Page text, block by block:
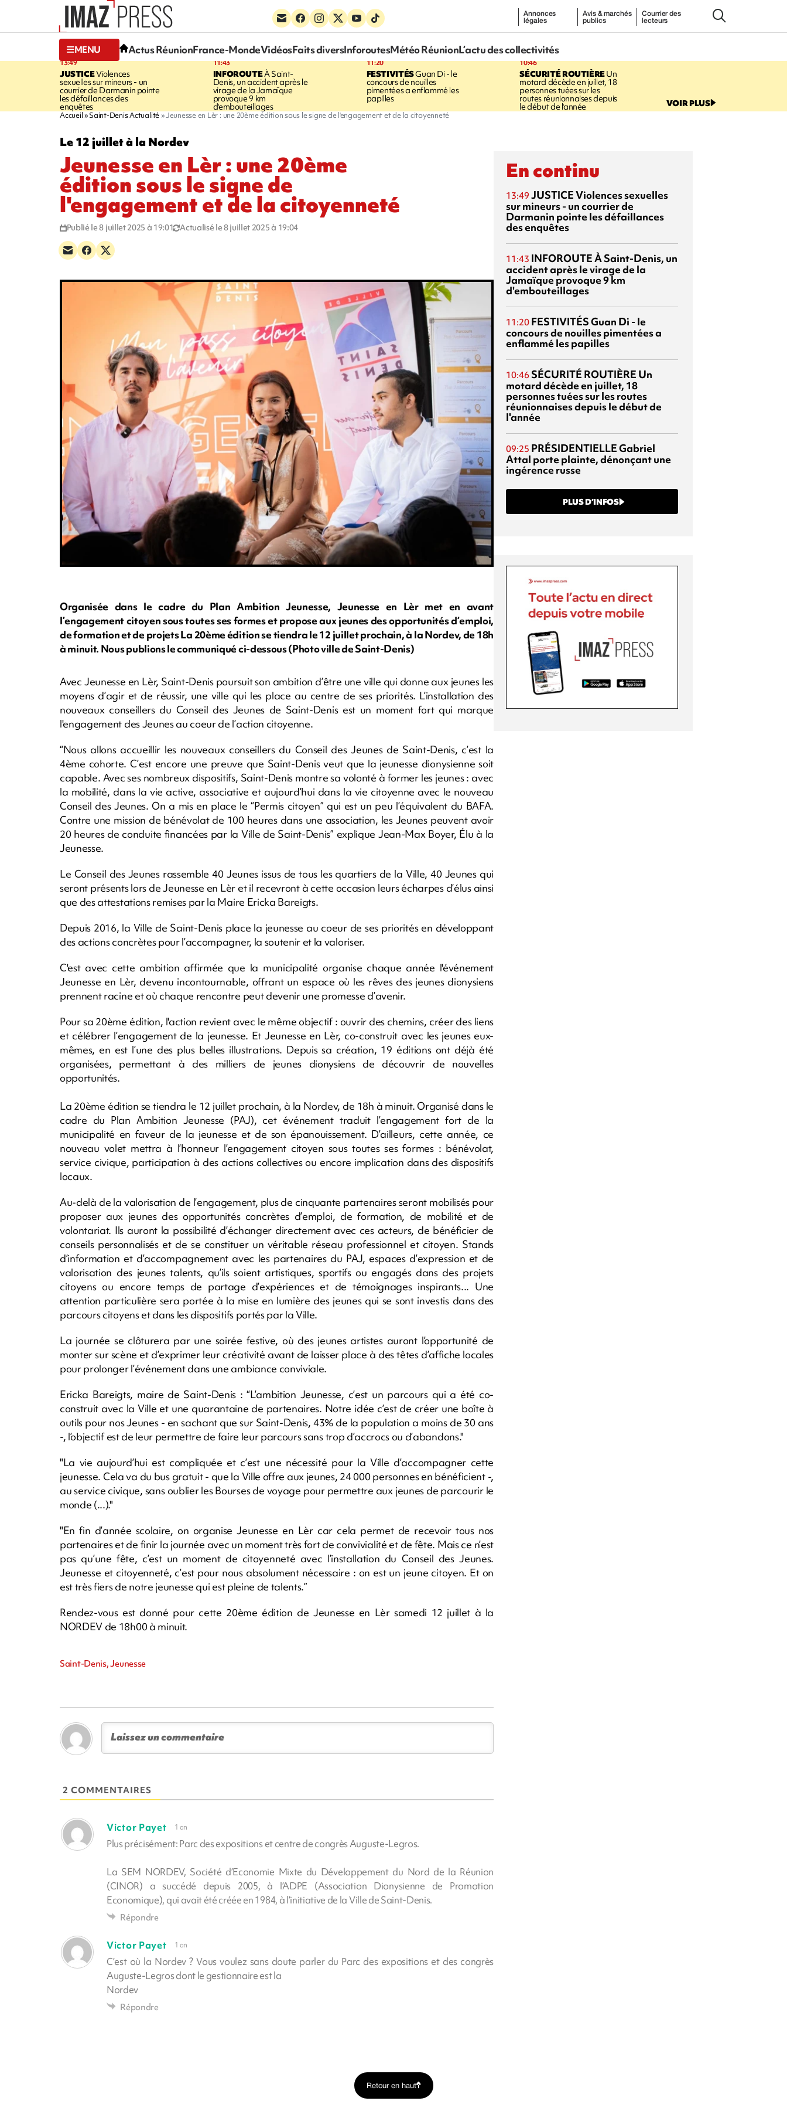
Annonces
légales
Avis & marchés
publics
Courrier des
lecteurs
MENU Actus RéunionFrance-MondeVidéosFaits diversInforoutesMétéo RéunionL’actu des collectivités
13:49
JUSTICEViolences
sexuelles sur mineurs - un
courrier de Darmanin pointe
les défaillances des
enquêtes
11:43
INFOROUTEÀ Saint-
Denis, un accident après le
virage de la Jamaïque
provoque 9 km
d'embouteillages
11:20
FESTIVITÉSGuan Di - le
concours de nouilles
pimentées a enflammé les
papilles
10:46
SÉCURITÉ ROUTIÈREUn
motard décède en juillet, 18
personnes tuées sur les
routes réunionnaises depuis
le début de l'année VOIR PLUS
Accueil Saint-Denis Actualité Jeunesse en Lèr : une 20ème édition sous le signe de l'engagement et de la citoyenneté
Le 12 juillet à la Nordev
Jeunesse en Lèr : une 20ème
édition sous le signe de
l'engagement et de la citoyenneté
Publié le 8 juillet 2025 à 19:01 Actualisé le 8 juillet 2025 à 19:04
Organisée dans le cadre du Plan Ambition Jeunesse, Jeunesse en Lèr met en avant
l’engagement citoyen sous toutes ses formes et propose aux jeunes des opportunités d’emploi,
de formation et de projets La 20ème édition se tiendra le 12 juillet prochain, à la Nordev, de 18h
à minuit. Nous publions le communiqué ci-dessous (Photo ville de Saint-Denis)
Avec Jeunesse en Lèr, Saint-Denis poursuit son ambition d’être une ville qui donne aux jeunes les
moyens d’agir et de réussir, une ville qui les place au centre de ses priorités. L’installation des
nouveaux conseillers du Conseil des Jeunes de Saint-Denis est un moment fort qui marque
l'engagement des Jeunes au coeur de l’action citoyenne.
“Nous allons accueillir les nouveaux conseillers du Conseil des Jeunes de Saint-Denis, c’est la
4ème cohorte. C’est encore une preuve que Saint-Denis veut que la jeunesse dionysienne soit
capable. Avec ses nombreux dispositifs, Saint-Denis montre sa volonté à former les jeunes : avec
la mobilité, dans la vie active, associative et aujourd’hui dans la vie citoyenne avec le nouveau
Conseil des Jeunes. On a mis en place le “Permis citoyen” qui est un peu l’équivalent du BAFA.
Contre une mission de bénévolat de 100 heures dans une association, les Jeunes peuvent avoir
20 heures de conduite financées par la Ville de Saint-Denis” explique Jean-Max Boyer, Élu à la
Jeunesse.
Le Conseil des Jeunes rassemble 40 Jeunes issus de tous les quartiers de la Ville, 40 Jeunes qui
seront présents lors de Jeunesse en Lèr et il recevront à cette occasion leurs écharpes d’élus ainsi
que des attestations remises par la Maire Ericka Bareigts.
Depuis 2016, la Ville de Saint-Denis place la jeunesse au coeur de ses priorités en développant
des actions concrètes pour l’accompagner, la soutenir et la valoriser.
C'est avec cette ambition affirmée que la municipalité organise chaque année l'événement
Jeunesse en Lèr, devenu incontournable, offrant un espace où les rêves des jeunes dionysiens
prennent racine et où chaque rencontre peut devenir une promesse d’avenir.
Pour sa 20ème édition, l'action revient avec le même objectif : ouvrir des chemins, créer des liens
et célébrer l’engagement de la jeunesse. Et Jeunesse en Lèr, co-construit avec les jeunes eux-
mêmes, en est l’une des plus belles illustrations. Depuis sa création, 19 éditions ont déjà été
organisées, permettant à des milliers de jeunes dionysiens de découvrir de nouvelles
opportunités.
La 20ème édition se tiendra le 12 juillet prochain, à la Nordev, de 18h à minuit. Organisé dans le
cadre du Plan Ambition Jeunesse (PAJ), cet événement traduit l’engagement fort de la
municipalité en faveur de la jeunesse et de son épanouissement. D’ailleurs, cette année, ce
nouveau volet mettra à l’honneur l’engagement citoyen sous toutes ses formes : bénévolat,
service civique, participation à des actions collectives ou encore implication dans des dispositifs
locaux.
Au-delà de la valorisation de l’engagement, plus de cinquante partenaires seront mobilisés pour
proposer aux jeunes des opportunités concrètes d’emploi, de formation, de mobilité et de
volontariat. Ils auront la possibilité d’échanger directement avec ces acteurs, de bénéficier de
conseils personnalisés et de se constituer un véritable réseau professionnel et citoyen. Stands
d’information et d’accompagnement avec les partenaires du PAJ, espaces d’expression et de
valorisation des jeunes talents, qu’ils soient artistiques, sportifs ou engagés dans des projets
citoyens ou encore temps de partage d’expériences et de témoignages inspirants... Une
attention particulière sera portée à la mise en lumière des jeunes qui se sont investis dans des
parcours citoyens et dans les dispositifs portés par la Ville.
La journée se clôturera par une soirée festive, où des jeunes artistes auront l’opportunité de
monter sur scène et d’exprimer leur créativité avant de laisser place à des têtes d’affiche locales
pour prolonger l’événement dans une ambiance conviviale.
Ericka Bareigts, maire de Saint-Denis : “L’ambition Jeunesse, c’est un parcours qui a été co-
construit avec la Ville et une quarantaine de partenaires. Notre idée c’est de créer une boîte à
outils pour nos Jeunes - en sachant que sur Saint-Denis, 43% de la population a moins de 30 ans
-, l’objectif est de leur permettre de faire leur parcours sans trop d’accrocs ou d’abandons."
"La vie aujourd’hui est compliquée et c’est une nécessité pour la Ville d’accompagner cette
jeunesse. Cela va du bus gratuit - que la Ville offre aux jeunes, 24 000 personnes en bénéficient -,
au service civique, sans oublier les Bourses de voyage pour permettre aux jeunes de parcourir le
monde (...)."
"En fin d’année scolaire, on organise Jeunesse en Lèr car cela permet de recevoir tous nos
partenaires et de finir la journée avec un moment très fort de convivialité et de fête. Mais ce n’est
pas qu’une fête, c’est un moment de citoyenneté avec l’installation du Conseil des Jeunes.
Jeunesse et citoyenneté, c’est pour nous absolument nécessaire : on est un jeune citoyen. Et on
est très fiers de notre jeunesse qui est pleine de talents.”
Rendez-vous est donné pour cette 20ème édition de Jeunesse en Lèr samedi 12 juillet à la
NORDEV de 18h00 à minuit.
Saint-Denis, Jeunesse
2 COMMENTAIRES
Victor Payet 1 an
Plus précisément: Parc des expositions et centre de congrès Auguste-Legros.
La SEM NORDEV, Société d’Economie Mixte du Développement du Nord de la Réunion
(CINOR) a succédé depuis 2005, à l’ADPE (Association Dionysienne de Promotion
Economique), qui avait été créée en 1984, à l’initiative de la Ville de Saint-Denis.
Répondre
Victor Payet 1 an
C’est où la Nordev ? Vous voulez sans doute parler du Parc des expositions et des congrès
Auguste-Legros dont le gestionnaire est la
Nordev
Répondre
En continu
13:49 JUSTICEViolences sexuelles
sur mineurs - un courrier de
Darmanin pointe les défaillances
des enquêtes
11:43 INFOROUTEÀ Saint-Denis, un
accident après le virage de la
Jamaïque provoque 9 km
d'embouteillages
11:20 FESTIVITÉSGuan Di - le
concours de nouilles pimentées a
enflammé les papilles
10:46 SÉCURITÉ ROUTIÈRE Un
motard décède en juillet, 18
personnes tuées sur les routes
réunionnaises depuis le début de
l'année
09:25 PRÉSIDENTIELLEGabriel
Attal porte plainte, dénonçant une
ingérence russe
PLUS D’INFOS
Retour en haut